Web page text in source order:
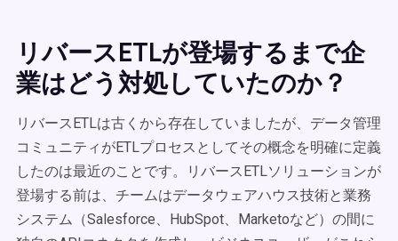
リバースETLが登場するまで企
業はどう対処していたのか？
リバースETLは古くから存在していましたが、データ管理
コミュニティがETLプロセスとしてその概念を明確に定義
したのは最近のことです。リバースETLソリューションが
登場する前は、チームはデータウェアハウス技術と業務
システム（Salesforce、HubSpot、Marketoなど）の間に